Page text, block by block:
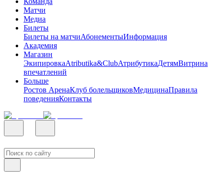
Матчи
Медиа
Билеты
Билеты на матчиАбонементыИнформация
Академия
Магазин
ЭкипировкаAtributika&ClubАтрибутикаДетямВитрина
впечатлений
Больше
Ростов АренаКлуб болельщиковМедицинаПравила
поведенияКонтакты